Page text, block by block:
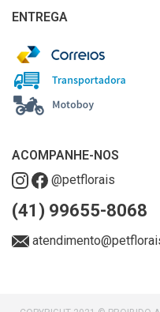
ENTREGA
ACOMPANHE-NOS
@petflorais
(41) 99655-8068